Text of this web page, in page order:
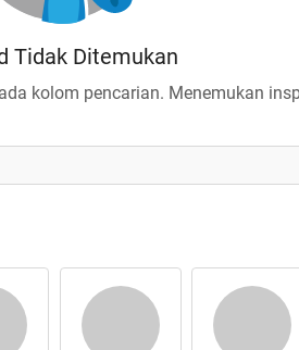
Tidak Ditemukan
kolom pencarian. Menemukan